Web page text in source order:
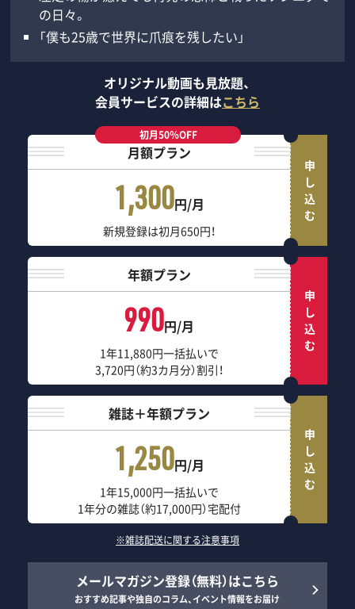
の日々。
「僕も25歳で世界に爪痕を残したい」
オリジナル動画も見放題、
会員サービスの詳細はこちら
初月50％OFF
月額プラン
1,300円/月
新規登録は初月650円！
申し込む
年額プラン
990円/月
1年11,880円一括払いで
3,720円（約3カ月分）割引！
申し込む
雑誌＋年額プラン
1,250円/月
1年15,000円一括払いで
1年分の雑誌（約17,000円）宅配付
申し込む
※雑誌配送に関する注意事項
メールマガジン登録（無料）はこちら
おすすめ記事や独自のコラム、イベント情報をお届け